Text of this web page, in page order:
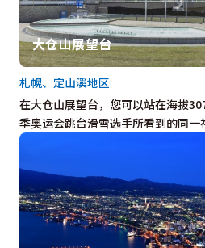
大仓山展望台
在大仓山展望台，您可以站在海拔
季奥运会跳台滑雪选手所看到的同
札幌、定山溪地区